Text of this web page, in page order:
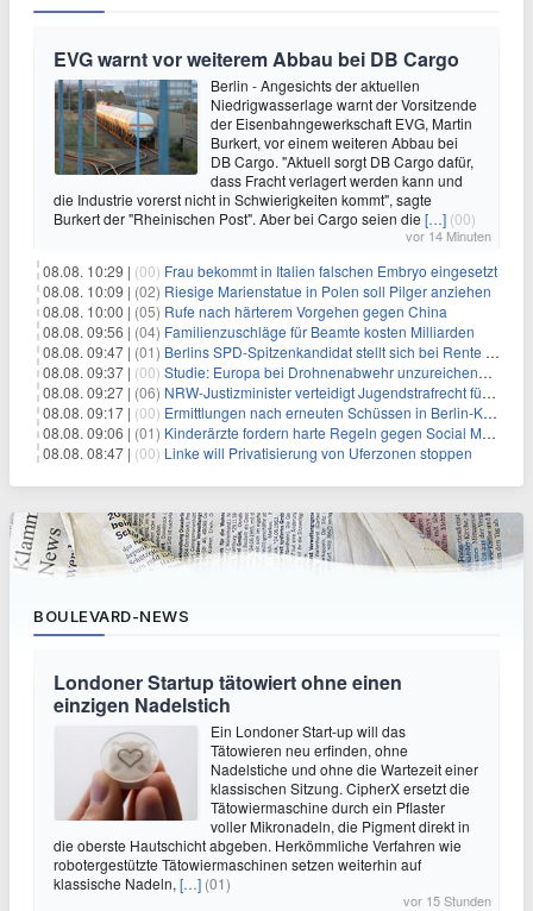
EVG warnt vor weiterem Abbau bei DB Cargo
Berlin - Angesichts der aktuellen
Niedrigwasserlage warnt der Vorsitzende
der Eisenbahngewerkschaft EVG, Martin
Burkert, vor einem weiteren Abbau bei
DB Cargo. "Aktuell sorgt DB Cargo dafür,
dass Fracht verlagert werden kann und
die Industrie vorerst nicht in Schwierigkeiten kommt", sagte
Burkert der "Rheinischen Post". Aber bei Cargo seien die […] (00)
vor 14 Minuten
08.08. 10:29 | (00) Frau bekommt in Italien falschen Embryo eingesetzt
08.08. 10:09 | (02) Riesige Marienstatue in Polen soll Pilger anziehen
08.08. 10:00 | (05) Rufe nach härterem Vorgehen gegen China
08.08. 09:56 | (04) Familienzuschläge für Beamte kosten Milliarden
08.08. 09:47 | (01) Berlins SPD-Spitzenkandidat stellt sich bei Rente mit 63 quer
08.08. 09:37 | (00) Studie: Europa bei Drohnenabwehr unzureichend vorbereitet
08.08. 09:27 | (06) NRW-Justizminister verteidigt Jugendstrafrecht für Heranwachsende
08.08. 09:17 | (00) Ermittlungen nach erneuten Schüssen in Berlin-Kreuzberg dauern an
08.08. 09:06 | (01) Kinderärzte fordern harte Regeln gegen Social Media
08.08. 08:47 | (00) Linke will Privatisierung von Uferzonen stoppen
BOULEVARD-NEWS
Londoner Startup tätowiert ohne einen
einzigen Nadelstich
Ein Londoner Start-up will das
Tätowieren neu erfinden, ohne
Nadelstiche und ohne die Wartezeit einer
klassischen Sitzung. CipherX ersetzt die
Tätowiermaschine durch ein Pflaster
voller Mikronadeln, die Pigment direkt in
die oberste Hautschicht abgeben. Herkömmliche Verfahren wie
robotergestützte Tätowiermaschinen setzen weiterhin auf
klassische Nadeln, […] (01)
vor 15 Stunden